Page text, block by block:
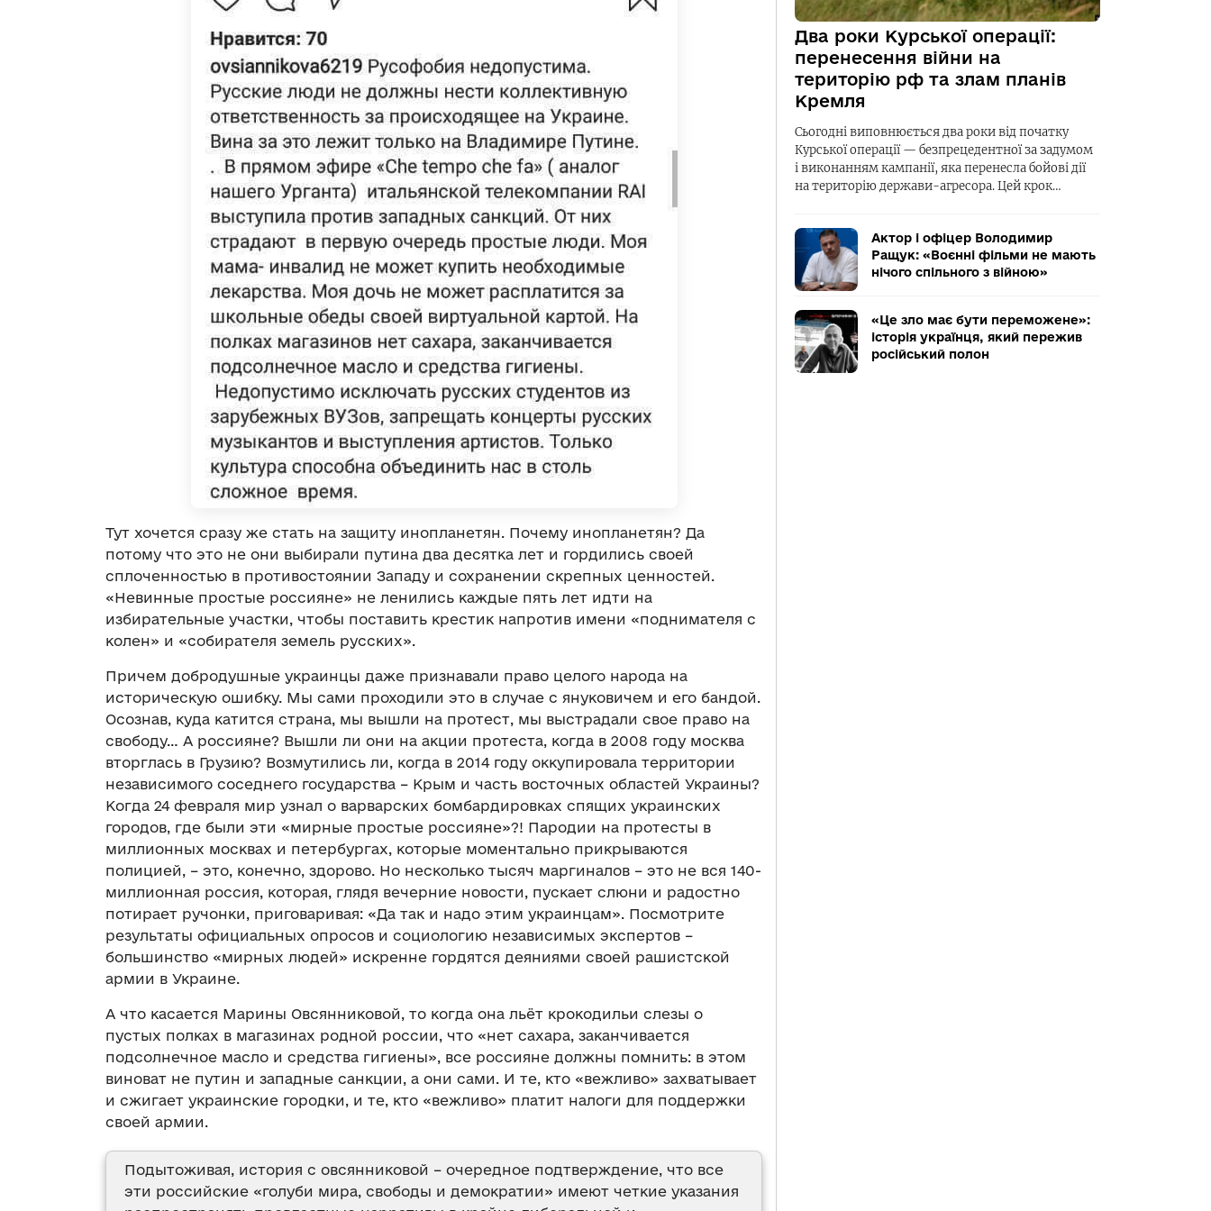
Тут хочется сразу же стать на защиту инопланетян. Почему инопланетян? Да
потому что это не они выбирали путина два десятка лет и гордились своей
сплоченностью в противостоянии Западу и сохранении скрепных ценностей.
«Невинные простые россияне» не ленились каждые пять лет идти на
избирательные участки, чтобы поставить крестик напротив имени «поднимателя с
колен» и «собирателя земель русских».
Причем добродушные украинцы даже признавали право целого народа на
историческую ошибку. Мы сами проходили это в случае с януковичем и его бандой.
Осознав, куда катится страна, мы вышли на протест, мы выстрадали свое право на
свободу… А россияне? Вышли ли они на акции протеста, когда в 2008 году москва
вторглась в Грузию? Возмутились ли, когда в 2014 году оккупировала территории
независимого соседнего государства – Крым и часть восточных областей Украины?
Когда 24 февраля мир узнал о варварских бомбардировках спящих украинских
городов, где были эти «мирные простые россияне»?! Пародии на протесты в
миллионных москвах и петербургах, которые моментально прикрываются
полицией, – это, конечно, здорово. Но несколько тысяч маргиналов – это не вся 140-
миллионная россия, которая, глядя вечерние новости, пускает слюни и радостно
потирает ручонки, приговаривая: «Да так и надо этим украинцам». Посмотрите
результаты официальных опросов и социологию независимых экспертов –
большинство «мирных людей» искренне гордятся деяниями своей рашистской
армии в Украине.
А что касается Марины Овсянниковой, то когда она льёт крокодильи слезы о
пустых полках в магазинах родной россии, что «нет сахара, заканчивается
подсолнечное масло и средства гигиены», все россияне должны помнить: в этом
виноват не путин и западные санкции, а они сами. И те, кто «вежливо» захватывает
и сжигает украинские городки, и те, кто «вежливо» платит налоги для поддержки
своей армии.
Подытоживая, история с овсянниковой – очередное подтверждение, что все
эти российские «голуби мира, свободы и демократии» имеют четкие указания
Два роки Курської операції:
перенесення війни на
територію рф та злам планів
Кремля
Сьогодні виповнюється два роки від початку
Курської операції — безпрецедентної за задумом
і виконанням кампанії, яка перенесла бойові дії
на територію держави-агресора. Цей крок…
Актор і офіцер Володимир
Ращук: «Воєнні фільми не мають
нічого спільного з війною»
«Це зло має бути переможене»:
історія українця, який пережив
російський полон